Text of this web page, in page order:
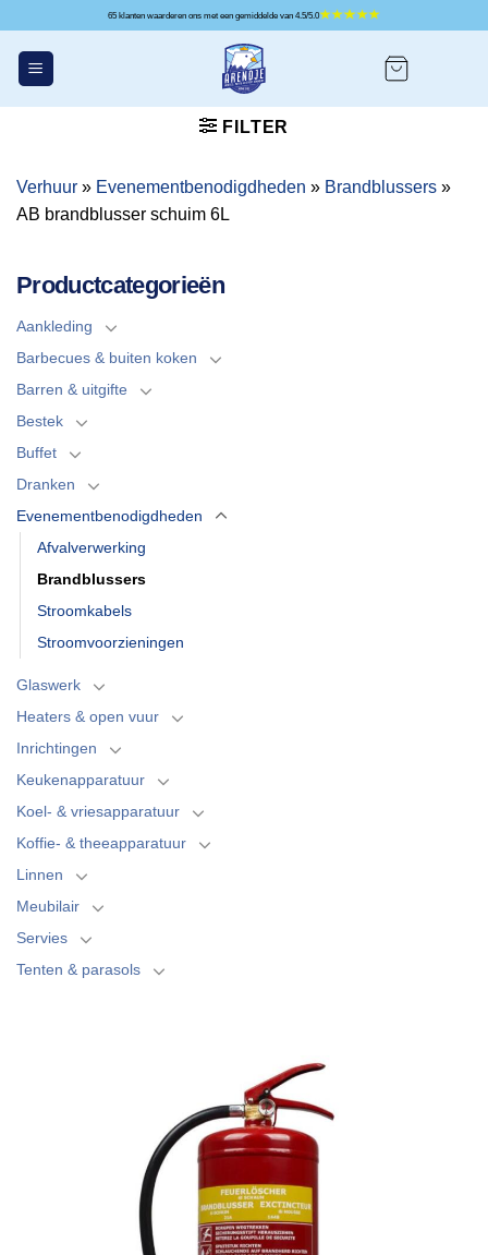
inhoud
65 klanten waarderen ons met een gemiddelde van 4.5/5.0
FILTER
Verhuur » Evenementbenodigdheden » Brandblussers »
AB brandblusser schuim 6L
Productcategorieën
Aankleding
Barbecues & buiten koken
Barren & uitgifte
Bestek
Buffet
Dranken
Evenementbenodigdheden
Afvalverwerking
Brandblussers
Stroomkabels
Stroomvoorzieningen
Glaswerk
Heaters & open vuur
Inrichtingen
Keukenapparatuur
Koel- & vriesapparatuur
Koffie- & theeapparatuur
Linnen
Meubilair
Servies
Tenten & parasols